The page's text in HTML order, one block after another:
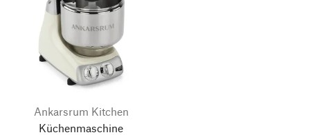
Ankarsrum Kitchen
Küchenmaschine